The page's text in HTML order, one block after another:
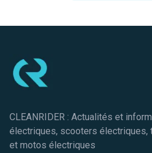
CLEANRIDER : Actualités et
électriques, scooters
et motos électriques